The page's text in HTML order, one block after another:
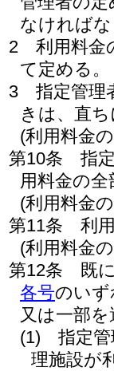
なければ
2
利用料金
て定める。
3
指定管理
きは、直
(利用料金
第10条
指
用料金の
(利用料金
第11条
利
(利用料金
第12条
既
各号のいず
又は一部
(1)
指定
理施設が